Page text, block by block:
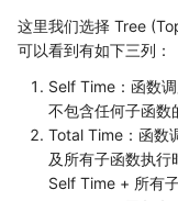
这里我们选择 Tree
可以看到有如下三列：
Self Time：函数
不包含任何子函数
Total Time：函数
及所有子函数执
Self Time + 所有